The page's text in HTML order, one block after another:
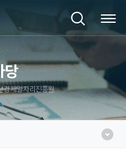
당
경제일자리진흥원